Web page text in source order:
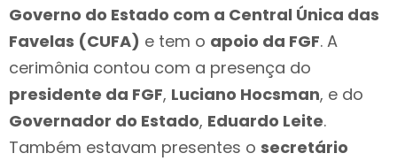
Governo do Estado com a Central Única das
Favelas (CUFA) e tem o apoio da FGF. A
cerimônia contou com a presença do
presidente da FGF, Luciano Hocsman, e do
Governador do Estado, Eduardo Leite.
Também estavam presentes o secretário